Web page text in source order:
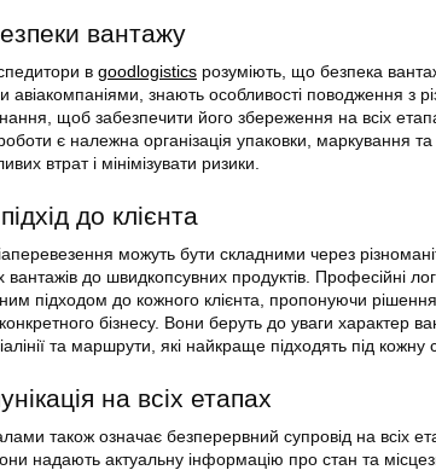
вантажу
в goodlogistics розуміють, що безпека
авіакомпаніями, знають особливості поводження з
щоб забезпечити його збереження на всіх
є належна організація упаковки, маркування
втрат і мінімізувати ризики.
до клієнта
можуть бути складними через
вантажів до швидкопсувних продуктів. Професійні
підходом до кожного клієнта, пропонуючи
бізнесу. Вони беруть до уваги характер
та маршрути, які найкраще підходять під кожну
на всіх етапах
також означає безперервний супровід на всіх
надають актуальну інформацію про стан та